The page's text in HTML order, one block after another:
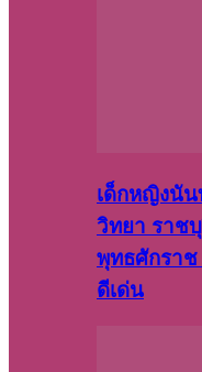
เด็กหญิงนั
วิทยา ราช
พุทธศักราช
ดีเด่น